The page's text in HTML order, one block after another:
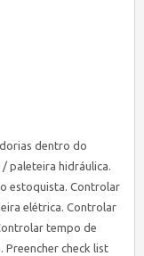
dentro do
paleteira hidráulica.
estoquista. Controlar
elétrica. Controlar
tempo de
Preencher check list